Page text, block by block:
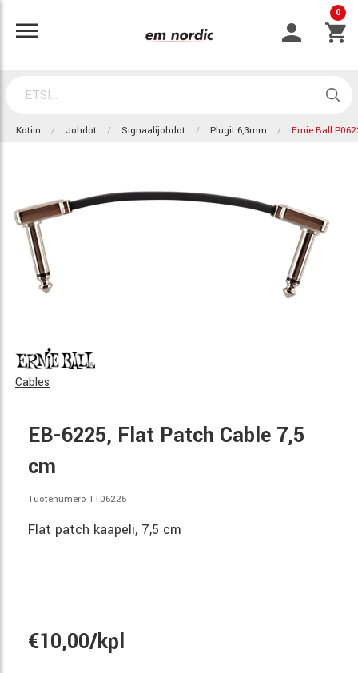
0
Kotiin Johdot Signaalijohdot Plugit 6,3mm Ernie Ball
Cables
EB-6225, Flat Patch Cable 7,5
cm
Tuotenumero 1106225
Flat patch kaapeli, 7,5 cm
€10,00/kpl